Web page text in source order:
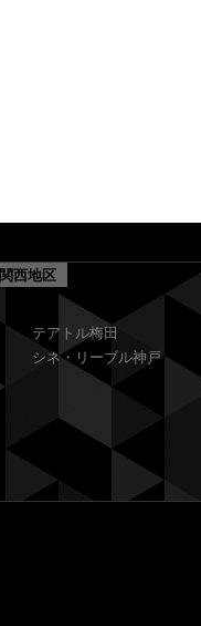
関西地区
テアトル梅田
シネ・リーブル神戸